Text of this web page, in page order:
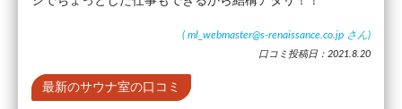
( ml_webmaster@s-renaissance.co.jp さん)
口コミ投稿日：2021.8.20
最新のサウナ室の口コミ